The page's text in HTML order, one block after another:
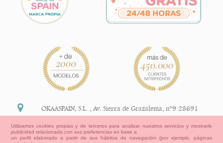
OKAASPAIN, S.L. ,Av. Sierra de Grazalema, nº9 28691
+34 91 113 89 09
Utilizamos cookies propias y de terceros para analizar nuestros servicios y mostrarle
publicidad relacionada con sus preferencias en base a
un perfil elaborado a partir de sus hábitos de navegación (por ejemplo, páginas